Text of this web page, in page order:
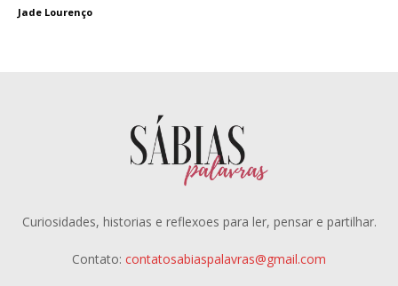
Jade Lourenço
Curiosidades, historias e reflexoes para ler, pensar e partilhar.
Contato: contatosabiaspalavras@gmail.com